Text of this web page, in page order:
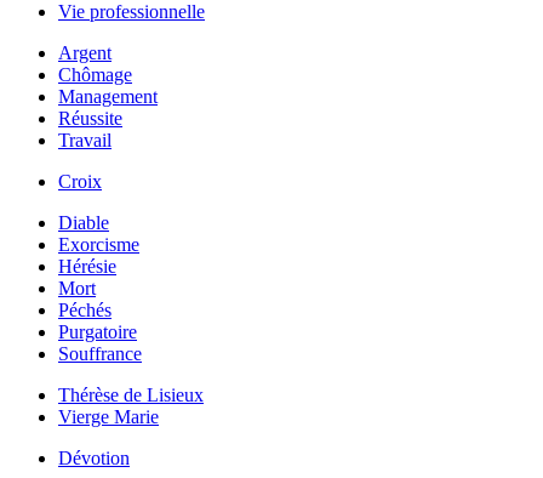
Vie professionnelle
Argent
Chômage
Management
Réussite
Travail
Croix
Diable
Exorcisme
Hérésie
Mort
Péchés
Purgatoire
Souffrance
Thérèse de Lisieux
Vierge Marie
Dévotion